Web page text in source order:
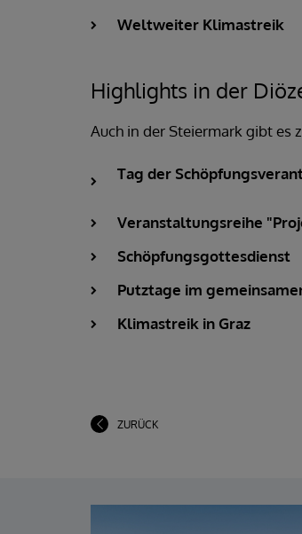
Weltweiter Klimastreik
Highlights in der
Auch in der Steiermark gibt es
Tag der
Veranstaltungsreihe
Schöpfungsgottesdienst
Putztage im
Klimastreik in Graz
ZURÜCK